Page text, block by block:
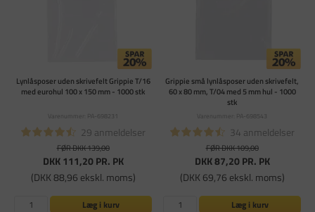
Lynlåsposer uden skrivefelt Grippie T/16
med eurohul 100 x 150 mm - 1000 stk
Varenummer: PA-698231
29 anmeldelser
FØR DKK 139,00
DKK 111,20PR. PK
(DKK 88,96 ekskl. moms)
Læg i kurv
Grippie små lynlåsposer uden skrivefelt,
60 x 80 mm, T/04 med 5 mm hul - 1000
stk
Varenummer: PA-698543
34 anmeldelser
FØR DKK 109,00
DKK 87,20PR. PK
(DKK 69,76 ekskl. moms)
Læg i kurv